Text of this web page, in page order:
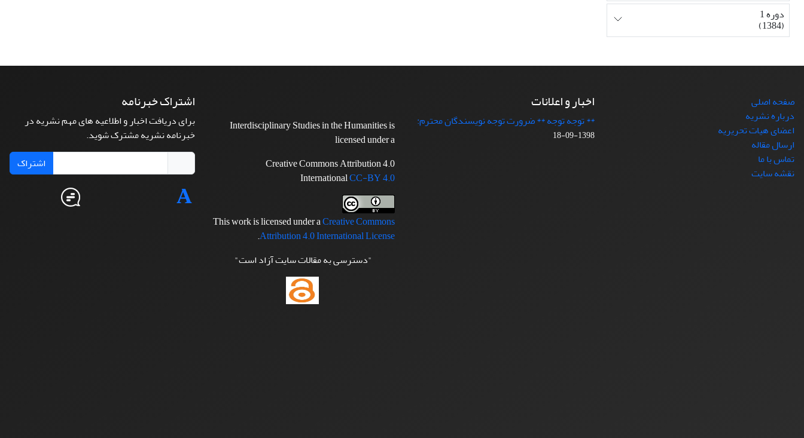
دوره 1
(1384)
صفحه اصلی
درباره نشریه
اعضای هیات تحریریه
ارسال مقاله
تماس با ما
نقشه سایت
اخبار و اعلانات
** توجه توجه ** ضرورت توجه نویسندگان محترم:
1398-09-18
Interdisciplinary Studies in the Humanities is
licensed under a
Creative Commons Attribution 4.0
InternationalCC-BY 4.0
This work is licensed under aCreative Commons
Attribution 4.0 International License
.
"دسترسی به مقالات سایت آزاد است"
اشتراک خبرنامه
برای دریافت اخبار و اطلاعیه های مهم نشریه در
خبرنامه نشریه مشترک شوید.
اشتراک